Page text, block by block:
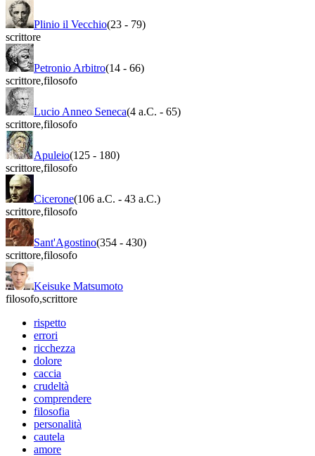
Plinio il Vecchio(23 - 79)
scrittore
Petronio Arbitro(14 - 66)
scrittore,filosofo
Lucio Anneo Seneca(4 a.C. - 65)
scrittore,filosofo
Apuleio(125 - 180)
scrittore,filosofo
Cicerone(106 a.C. - 43 a.C.)
scrittore,filosofo
Sant'Agostino(354 - 430)
scrittore,filosofo
Keisuke Matsumoto
filosofo,scrittore
rispetto
errori
ricchezza
dolore
caccia
crudeltà
comprendere
filosofia
personalità
cautela
amore